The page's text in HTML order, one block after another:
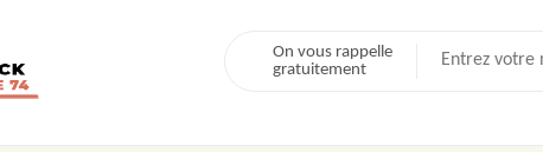
On vous rappelle
gratuitement